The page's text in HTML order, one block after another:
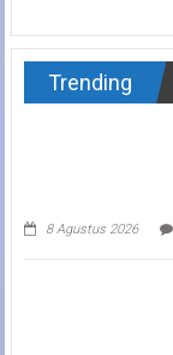
Trending
8 Agustus 2026